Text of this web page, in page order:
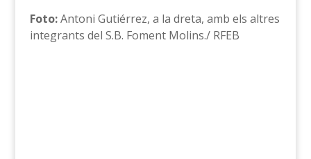
Foto:Antoni Gutiérrez, a la dreta, amb els altres
integrants del S.B. Foment Molins./ RFEB